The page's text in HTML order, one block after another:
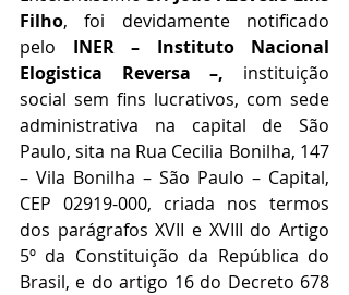
Filho, foi devidamente notificado
pelo INER – Instituto Nacional
Elogistica Reversa –, instituição
social sem fins lucrativos, com sede
administrativa na capital de São
Paulo, sita na Rua Cecilia Bonilha, 147
– Vila Bonilha – São Paulo – Capital,
CEP 02919-000, criada nos termos
dos parágrafos XVII e XVIII do Artigo
5º da Constituição da República do
Brasil, e do artigo 16 do Decreto 678